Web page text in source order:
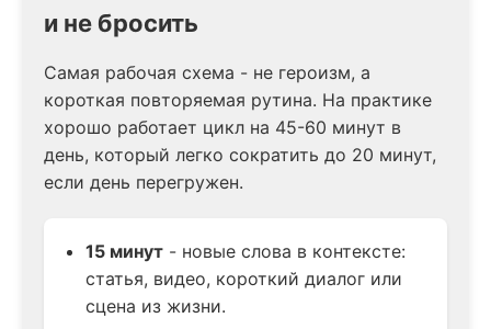
и не бросить
Самая рабочая схема - не героизм, а
короткая повторяемая рутина. На практике
хорошо работает цикл на 45-60 минут в
день, который легко сократить до 20 минут,
если день перегружен.
15 минут - новые слова в контексте:
статья, видео, короткий диалог или
сцена из жизни.